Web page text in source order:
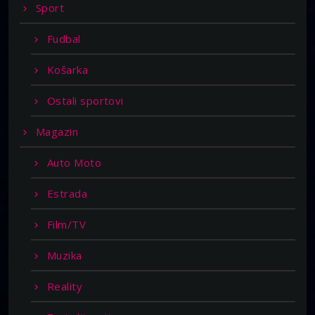
Sport
Fudbal
Košarka
Ostali sportovi
Magazin
Auto Moto
Estrada
Film/TV
Muzika
Reality